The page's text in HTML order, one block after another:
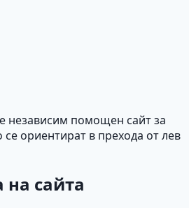
независим помощен сайт за
ориентират в прехода от лев
на сайта